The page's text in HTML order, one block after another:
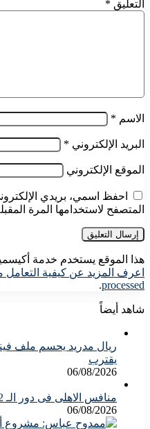
التعليق *
الاسم *
البريد الإلكتروني *
الموقع الإلكتروني
احفظ اسمي، بريدي
المتصفح لاستخدامها المرة
هذا الموقع يستخدم خدمة
اعرف المزيد عن كيفية التعامل
processed
.
شاهد أيضاً
ريال مدريد يحسم ملف
يقترب
06/08/2026
منافس الاهلى فى دور الـ 32 من بطولة الكونفدرالية، عاجل
06/08/2026